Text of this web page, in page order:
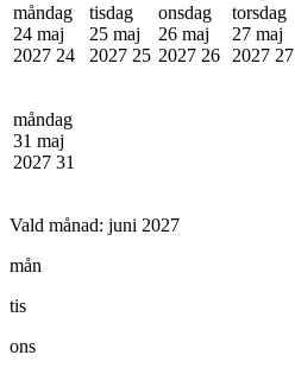
måndag
24 maj
2027 24
tisdag
25 maj
2027 25
onsdag
26 maj
2027 26
torsdag
27 maj
2027 27
måndag
31 maj
2027 31
Vald månad: juni 2027
mån
tis
ons